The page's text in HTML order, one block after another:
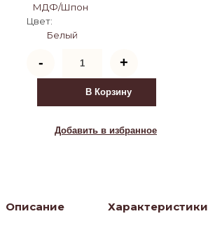
МДФ/Шпон
Цвет:
Белый
-
товара
Этажерка-
стеллаж
Джульетта
яруса
+
В Корзину
Добавить в избранное
Описание Характеристики